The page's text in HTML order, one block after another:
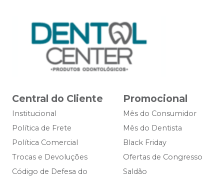
Central do Cliente
Institucional
Política de Frete
Política Comercial
Trocas e Devoluções
Código de Defesa do
Promocional
Mês do Consumidor
Mês do Dentista
Black Friday
Ofertas de Congresso
Saldão